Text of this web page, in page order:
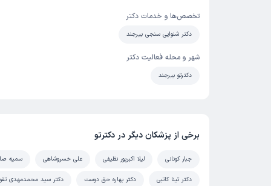
تخصص‌ها و خدمات دکتر
دکتر شنوایی سنجی بیرجند
شهر و محله فعالیت دکتر
دکترتو بیرجند
برخی از پزشکان دیگر در دکترتو
جبار کونانی لیلا اکبرپور نظیفی علی خسروشاهی سمیه
دکتر تینا کاتبی دکتر بهاره حق دوست دکتر سید محمدمهدی